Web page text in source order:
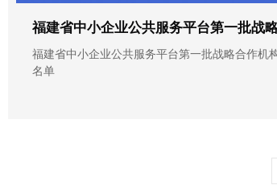
福建省中小企业公共服务平台第一批战略合作机
名单